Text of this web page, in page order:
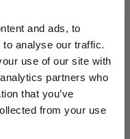
and ads, to
analyse our traffic.
use of our site with
partners who
that you’ve
from your use